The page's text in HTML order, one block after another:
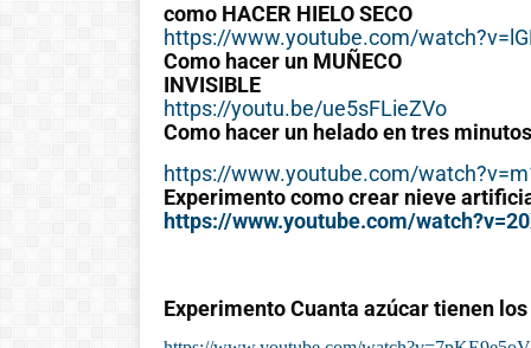
como HACER HIELO SECO
https://www.youtube.com/
Como hacer un MUÑECO
INVISIBLE
https://youtu.be/ue5sFLieZVo
Como hacer un helado en tres minutos
https://www.youtube.com/
Experimento como crear nieve
https://www.youtube.com/
Experimento Cuanta azúcar tienen
Historia de las
Del cero al
infinito